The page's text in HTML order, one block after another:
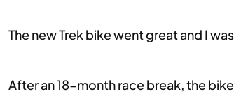
The new Trek bike went great and I
After an 18-month race break, the